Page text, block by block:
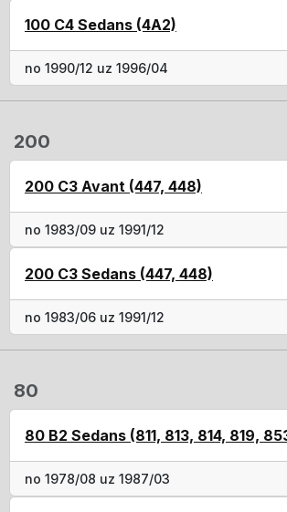
100 C4 Sedans (4A2)
no 1990/12 uz 1996/04
200
200 C3 Avant (447, 448)
no 1983/09 uz 1991/12
200 C3 Sedans (447, 448)
no 1983/06 uz 1991/12
80
80 B2 Sedans (811, 813, 814, 819,
no 1978/08 uz 1987/03